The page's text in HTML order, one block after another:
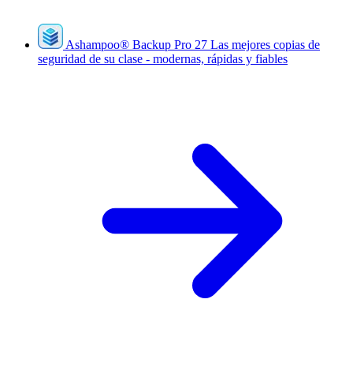
Ashampoo® Backup Pro 27 Las mejores copias de
seguridad de su clase - modernas, rápidas y fiables